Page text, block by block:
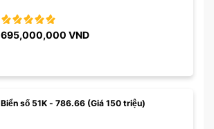
695,000,000 VND
Biển số 51K - 786.66 (Giá 150 triệu)